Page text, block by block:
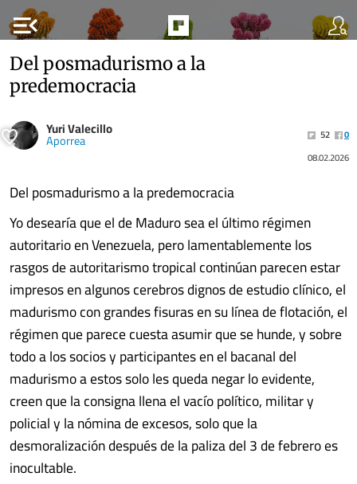
menu_open
Del posmadurismo a la
predemocracia
Yuri Valecillo
Aporrea 52
0
08.02.2026
Del posmadurismo a la predemocracia
Yo desearía que el de Maduro sea el último régimen
autoritario en Venezuela, pero lamentablemente los
rasgos de autoritarismo tropical continúan parecen estar
impresos en algunos cerebros dignos de estudio clínico, el
madurismo con grandes fisuras en su línea de flotación, el
régimen que parece cuesta asumir que se hunde, y sobre
todo a los socios y participantes en el bacanal del
madurismo a estos solo les queda negar lo evidente,
creen que la consigna llena el vacío político, militar y
policial y la nómina de excesos, solo que la
desmoralización después de la paliza del 3 de febrero es
inocultable.